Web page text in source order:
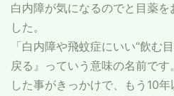
白内障が気になるのでと目薬
した。
「白内障や飛蚊症にいい“飲む
戻る』っていう意味の名前で
した事がきっかけで、もう10